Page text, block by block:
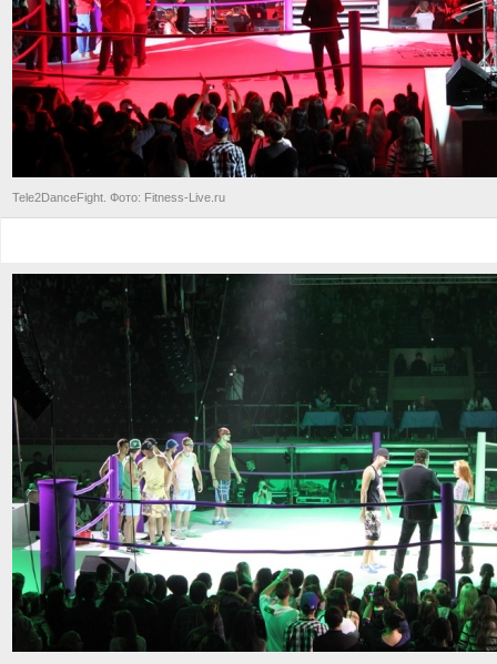
Tele2DanceFight. Фото: Fitness-Live.ru